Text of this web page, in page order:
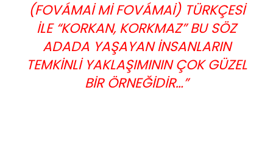
(FOVÁMAI MI FOVÁMAI) TÜRKÇESI
ILE“KORKAN, KORKMAZ”BU SÖZ
ADADA YAŞAYAN INSANLARIN
TEMKINLI YAKLAŞIMININ ÇOK GÜZEL
BIR ÖRNEĞIDIR…”